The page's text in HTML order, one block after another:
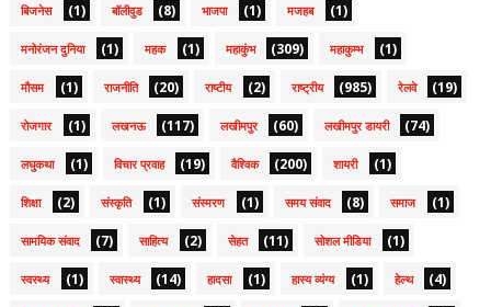
बिजनेस (1) बॉलीवुड (8) भाजपा (1) मजहब (1)
मनोरंजन दुनिया (1) महक (1) महाकुंभ (309) महाकुम्भ (1)
मौसम (1) राजनीति (20) राष्टीय (2) राष्ट्रीय (985) रेलवे (19)
रोजगार (1) लखनऊ (117) लखीमपुर (60) लखीमपुर डायरी (74)
लघुकथा (1) विचार प्रवाह (19) वैश्विक (200) शायरी (1)
शिक्षा (2) संस्कृति (1) संस्मरण (1) समय संवाद (8) समाज (1)
सामयिक संवाद (7) साहित्य (2) सेहत (11) सोशल मीडिया (1)
स्वस्थ्य (1) स्वास्थ्य (14) हादसा (1) हास्य व्यंग्य (1) हेल्थ (4)